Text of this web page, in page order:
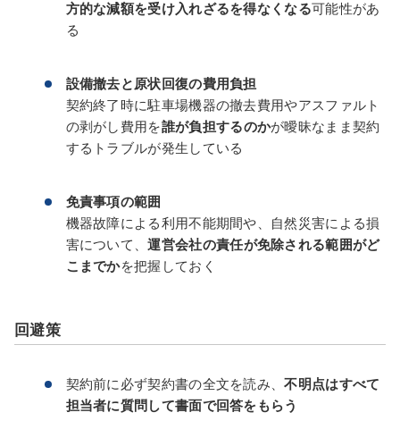
方的な減額を受け入れざるを得なくなる可能性があ
る
設備撤去と原状回復の費用負担
契約終了時に駐車場機器の撤去費用やアスファルト
の剥がし費用を誰が負担するのかが曖昧なまま契約
するトラブルが発生している
免責事項の範囲
機器故障による利用不能期間や、自然災害による損
害について、運営会社の責任が免除される範囲がど
こまでかを把握しておく
回避策
契約前に必ず契約書の全文を読み、不明点はすべて
担当者に質問して書面で回答をもらう